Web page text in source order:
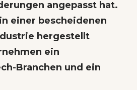
angepasst hat.
einer bescheidenen
hergestellt
ein
Branchen und ein